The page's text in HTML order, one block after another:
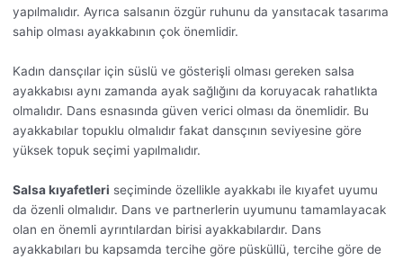
yapılmalıdır. Ayrıca salsanın özgür ruhunu da yansıtacak tasarıma
sahip olması ayakkabının çok önemlidir.
Kadın dansçılar için süslü ve gösterişli olması gereken salsa
ayakkabısı aynı zamanda ayak sağlığını da koruyacak rahatlıkta
olmalıdır. Dans esnasında güven verici olması da önemlidir. Bu
ayakkabılar topuklu olmalıdır fakat dansçının seviyesine göre
yüksek topuk seçimi yapılmalıdır.
Salsa kıyafetleri seçiminde özellikle ayakkabı ile kıyafet uyumu
da özenli olmalıdır. Dans ve partnerlerin uyumunu tamamlayacak
olan en önemli ayrıntılardan birisi ayakkabılardır. Dans
ayakkabıları bu kapsamda tercihe göre püsküllü, tercihe göre de